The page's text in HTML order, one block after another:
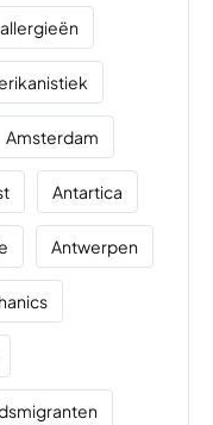
allergieën
Amsterdam
Antartica
Antwerpen